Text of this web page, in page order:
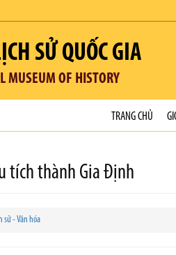
SỬ QUỐC GIA
MUSEUM OF HISTORY
TRANG CHỦ
tích thành Gia Định
sử - Văn hóa